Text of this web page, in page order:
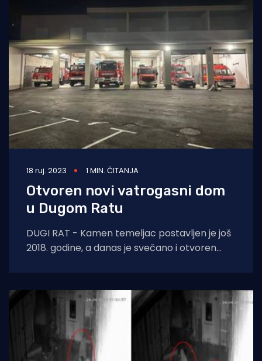
18 ruj. 2023 1 MIN. ČITANJA
Otvoren novi vatrogasni dom
u Dugom Ratu
DUGI RAT - Kamen temeljac postavljen je još
2018. godine, a danas je svečano i otvoren